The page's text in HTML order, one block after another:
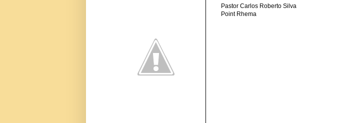
Pastor Carlos Roberto Silva
Point Rhema